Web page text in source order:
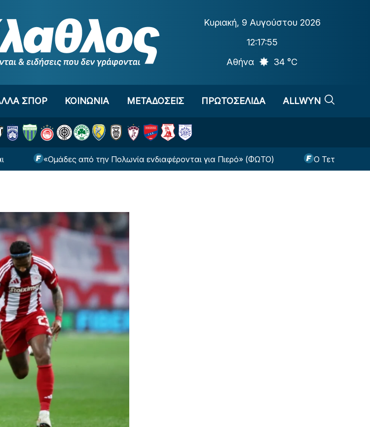
Κυριακή, 9 Αυγούστου 2026
12:17:55
Αθήνα
34 °C
ΣΠΟΡ ΚΟΙΝΩΝΙΑ ΜΕΤΑΔΟΣΕΙΣ ΠΡΩΤΟΣΕΛΙΔΑ ALLWYN
«Ομάδες από την Πολωνία ενδιαφέρονται για Πιερό» (ΦΩΤΟ) Ο Τετέι επέστρεψε